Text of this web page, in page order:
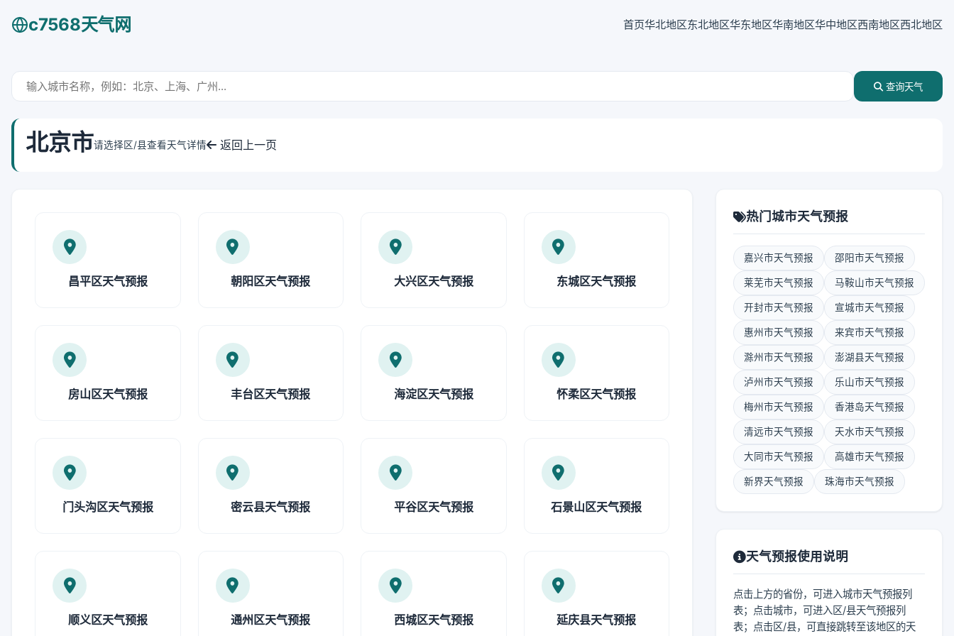
c7568天气网 首页华北地区东北地区华东地区华南地区华中地区西南地区西北地区
查询天气
北京市请选择区/县查看天气详情 返回上一页
昌平区天气预报 朝阳区天气预报 大兴区天气预报 东城区天气预报
房山区天气预报 丰台区天气预报 海淀区天气预报 怀柔区天气预报
门头沟区天气预报 密云县天气预报 平谷区天气预报 石景山区天气预报
顺义区天气预报 通州区天气预报 西城区天气预报 延庆县天气预报
热门城市天气预报
嘉兴市天气预报 邵阳市天气预报
莱芜市天气预报 马鞍山市天气预报
开封市天气预报 宣城市天气预报
惠州市天气预报 来宾市天气预报
滁州市天气预报 澎湖县天气预报
泸州市天气预报 乐山市天气预报
梅州市天气预报 香港岛天气预报
清远市天气预报 天水市天气预报
大同市天气预报 高雄市天气预报
新界天气预报 珠海市天气预报
天气预报使用说明
点击上方的省份，可进入城市天气预报列
表；点击城市，可进入区/县天气预报列
表；点击区/县，可直接跳转至该地区的天